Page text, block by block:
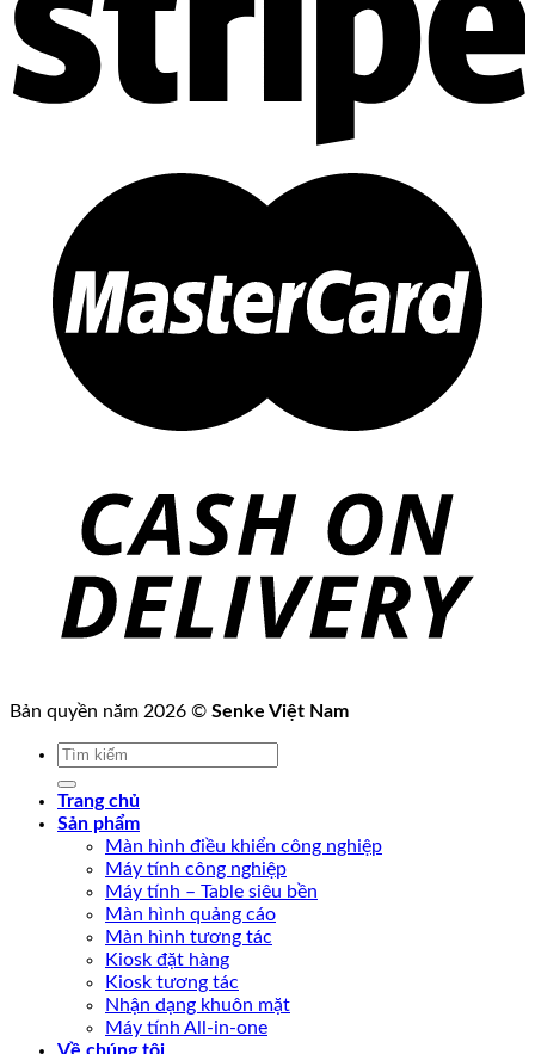
Bản quyền năm 2026 © Senke Việt Nam
Tìm
Trang chủ
Sản phẩm
Màn hình điều khiển công nghiệp
Máy tính công nghiệp
Máy tính – Table siêu bền
Màn hình quảng cáo
Màn hình tương tác
Kiosk đặt hàng
Kiosk tương tác
Nhận dạng khuôn mặt
Máy tính All-in-one
Về chúng tôi